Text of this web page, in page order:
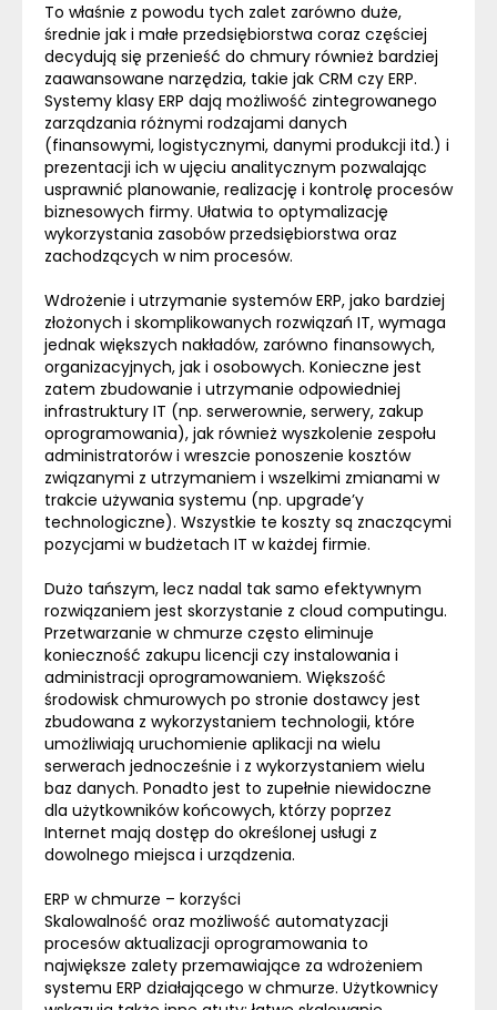
To właśnie z powodu tych zalet zarówno duże,
średnie jak i małe przedsiębiorstwa coraz częściej
decydują się przenieść do chmury również bardziej
zaawansowane narzędzia, takie jak CRM czy ERP.
Systemy klasy ERP dają możliwość zintegrowanego
zarządzania różnymi rodzajami danych
(finansowymi, logistycznymi, danymi produkcji itd.) i
prezentacji ich w ujęciu analitycznym pozwalając
usprawnić planowanie, realizację i kontrolę procesów
biznesowych firmy. Ułatwia to optymalizację
wykorzystania zasobów przedsiębiorstwa oraz
zachodzących w nim procesów.
Wdrożenie i utrzymanie systemówERP, jako bardziej
złożonych i skomplikowanych rozwiązań IT, wymaga
jednak większych nakładów, zarówno finansowych,
organizacyjnych, jak i osobowych. Konieczne jest
zatem zbudowanie i utrzymanie odpowiedniej
infrastruktury IT (np. serwerownie, serwery, zakup
oprogramowania), jak również wyszkolenie zespołu
administratorów i wreszcie ponoszenie kosztów
związanymi z utrzymaniem i wszelkimi zmianami w
trakcie używania systemu (np. upgrade’y
technologiczne). Wszystkie te koszty są znaczącymi
pozycjami w budżetach IT w każdej firmie.
Dużo tańszym, lecz nadal tak samo efektywnym
rozwiązaniem jest skorzystanie z cloud computingu.
Przetwarzanie w chmurze często eliminuje
konieczność zakupu licencji czy instalowania i
administracji oprogramowaniem. Większość
środowisk chmurowych po stronie dostawcy jest
zbudowana z wykorzystaniem technologii, które
umożliwiają uruchomienie aplikacji na wielu
serwerach jednocześnie i z wykorzystaniem wielu
baz danych. Ponadto jest to zupełnie niewidoczne
dla użytkowników końcowych, którzy poprzez
Internet mają dostęp do określonej usługi z
dowolnego miejsca i urządzenia.
ERP w chmurze – korzyści
Skalowalność oraz możliwość automatyzacji
procesów aktualizacji oprogramowania to
największe zalety przemawiające za wdrożeniem
systemu ERP działającego w chmurze. Użytkownicy